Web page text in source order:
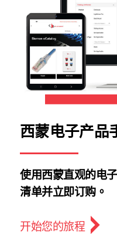
西蒙电子产品
使用西蒙直观的电
清单并立即订购。
开始您的旅程